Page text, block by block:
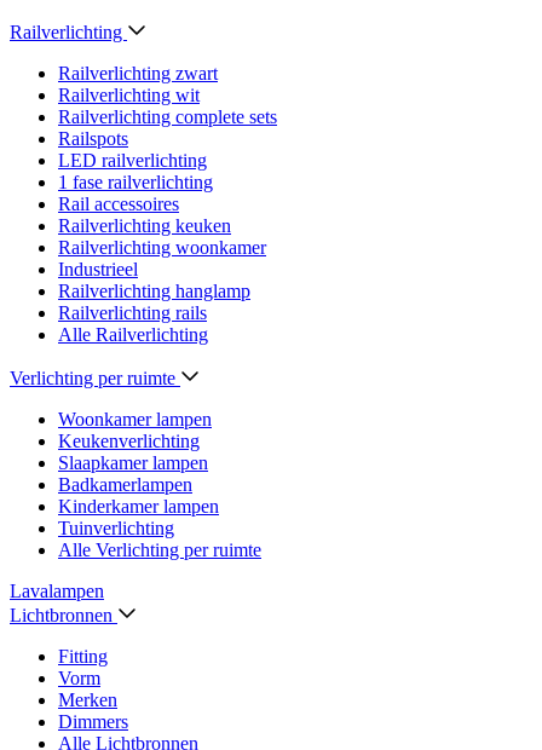
Railverlichting
Railverlichting zwart
Railverlichting wit
Railverlichting complete sets
Railspots
LED railverlichting
1 fase railverlichting
Rail accessoires
Railverlichting keuken
Railverlichting woonkamer
Industrieel
Railverlichting hanglamp
Railverlichting rails
Alle Railverlichting
Verlichting per ruimte
Woonkamer lampen
Keukenverlichting
Slaapkamer lampen
Badkamerlampen
Kinderkamer lampen
Tuinverlichting
Alle Verlichting per ruimte
Lavalampen
Lichtbronnen
Fitting
Vorm
Merken
Dimmers
Alle Lichtbronnen